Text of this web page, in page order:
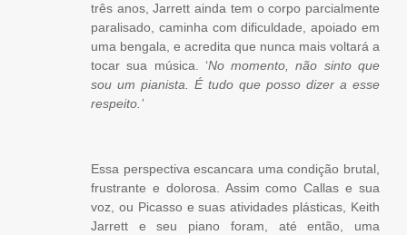
três anos, Jarrett ainda tem o corpo parcialmente
paralisado, caminha com dificuldade, apoiado em
uma bengala, e acredita que nunca mais voltará a
tocar sua música. ‘No momento, não sinto que
sou um pianista. É tudo que posso dizer a esse
respeito.’
Essa perspectiva escancara uma condição brutal,
frustrante e dolorosa. Assim como Callas e sua
voz, ou Picasso e suas atividades plásticas, Keith
Jarrett e seu piano foram, até então, uma